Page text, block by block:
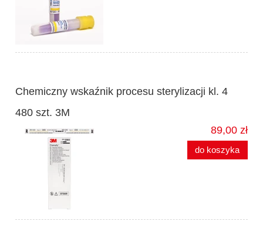
Chemiczny wskaźnik procesu sterylizacji kl. 4
480 szt. 3M
89,00 zł
do koszyka